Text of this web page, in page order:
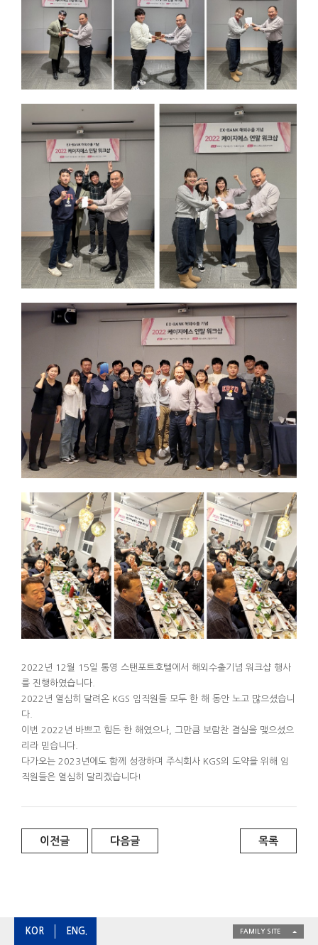
2022년 12월 15일 통영 스탠포트호텔에서 해외수출기념 워크샵 행사
를 진행하였습니다.
2022년 열심히 달려온 KGS 임직원들 모두 한 해 동안 노고 많으셨습니
다.
이번 2022년 바쁘고 힘든 한 해였으나, 그만큼 보람찬 결실을 맺으셨으
리라 믿습니다.
다가오는 2023년에도 함께 성장하며 주식회사 KGS의 도약을 위해 임
직원들은 열심히 달리겠습니다!
이전글 다음글 목록
KOR ENG. FAMILY SITE